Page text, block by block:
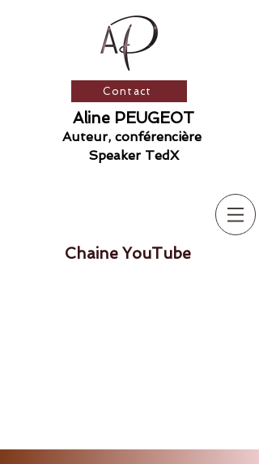
Aline PEUGEOT
Auteur, conférencière
​ Speaker TedX
Contact
Chaine YouTube